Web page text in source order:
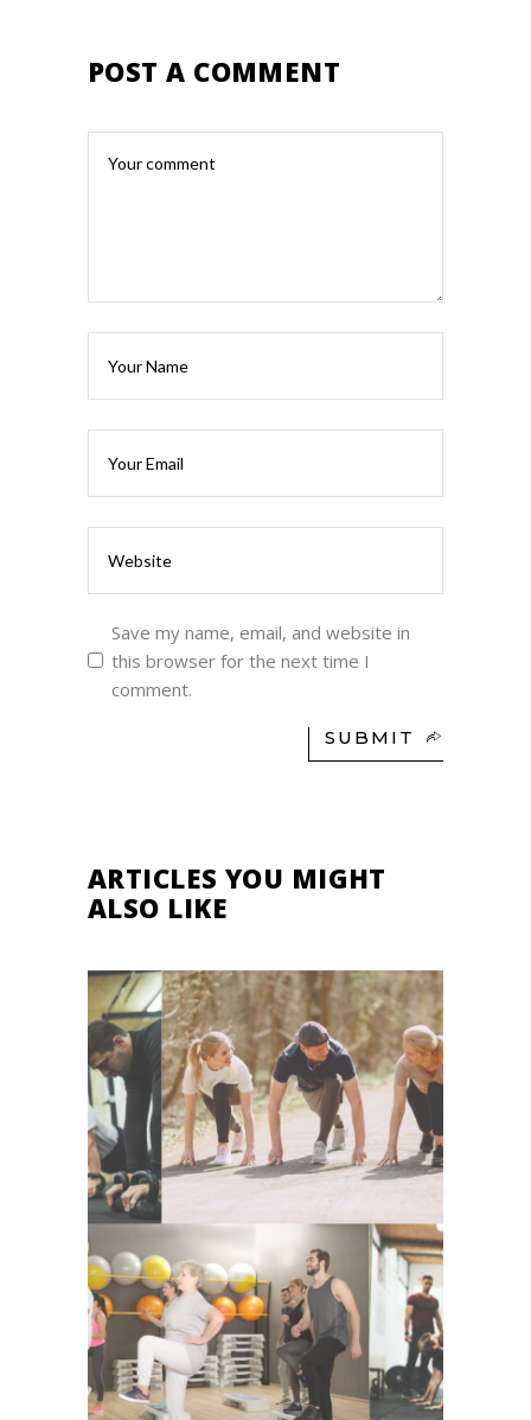
POST A COMMENT
Save my name, email, and website in
this browser for the next time I
comment.
SUBMIT
ARTICLES YOU MIGHT
ALSO LIKE